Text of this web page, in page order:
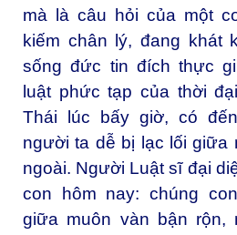
mà là câu hỏi của một
kiếm chân lý, đang khát
sống đức tin đích thực
luật phức tạp của thời
Thái lúc bấy giờ, có
người ta dễ bị lạc lối giữa
ngoài. Người Luật sĩ đại
con hôm nay: chúng
giữa muôn vàn bận rộn,